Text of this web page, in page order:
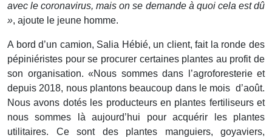
avec le coronavirus, mais on se demande à quoi cela est dû
», ajoute le jeune homme.
A bord d’un camion, Salia Hébié, un client, fait la ronde des
pépiniéristes pour se procurer certaines plantes au profit de
son organisation. «Nous sommes dans l’agroforesterie et
depuis 2018, nous plantons beaucoup dans le mois d’août.
Nous avons dotés les producteurs en plantes fertiliseurs et
nous sommes là aujourd’hui pour acquérir les plantes
utilitaires. Ce sont des plantes manguiers, goyaviers,